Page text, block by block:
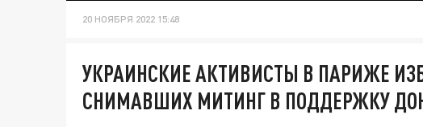
20 НОЯБРЯ 2022 15:48
УКРАИНСКИЕ АКТИВИСТЫ В ПАРИЖЕ
СНИМАВШИХ МИТИНГ В ПОДДЕРЖКУ